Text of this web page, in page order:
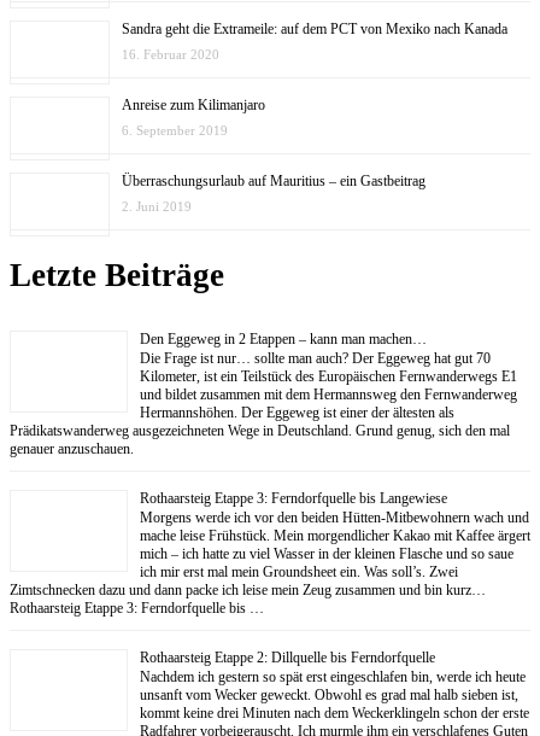
Sandra geht die Extrameile: auf dem PCT von Mexiko nach Kanada
16. Februar 2020
Anreise zum Kilimanjaro
6. September 2019
Überraschungsurlaub auf Mauritius – ein Gastbeitrag
2. Juni 2019
Letzte Beiträge
Den Eggeweg in 2 Etappen – kann man machen…
Die Frage ist nur… sollte man auch? Der Eggeweg hat gut 70
Kilometer, ist ein Teilstück des Europäischen Fernwanderwegs E1
und bildet zusammen mit dem Hermannsweg den Fernwanderweg
Hermannshöhen. Der Eggeweg ist einer der ältesten als
Prädikatswanderweg ausgezeichneten Wege in Deutschland. Grund genug, sich den mal
genauer anzuschauen.
Rothaarsteig Etappe 3: Ferndorfquelle bis Langewiese
Morgens werde ich vor den beiden Hütten-Mitbewohnern wach und
mache leise Frühstück. Mein morgendlicher Kakao mit Kaffee ärgert
mich – ich hatte zu viel Wasser in der kleinen Flasche und so saue
ich mir erst mal mein Groundsheet ein. Was soll’s. Zwei
Zimtschnecken dazu und dann packe ich leise mein Zeug zusammen und bin kurz…
Rothaarsteig Etappe 3: Ferndorfquelle bis …
Rothaarsteig Etappe 2: Dillquelle bis Ferndorfquelle
Nachdem ich gestern so spät erst eingeschlafen bin, werde ich heute
unsanft vom Wecker geweckt. Obwohl es grad mal halb sieben ist,
kommt keine drei Minuten nach dem Weckerklingeln schon der erste
Radfahrer vorbeigerauscht. Ich murmle ihm ein verschlafenes Guten